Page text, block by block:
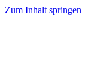
Zum Inhalt springen